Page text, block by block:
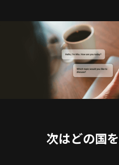
次はどの国